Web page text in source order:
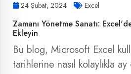
24 Şubat, 2024 Excel
Zamanı Yönetme Sanatı:
Ekleyin
Bu blog, Microsoft Excel
tarihlerine nasıl kolaylıkla ay